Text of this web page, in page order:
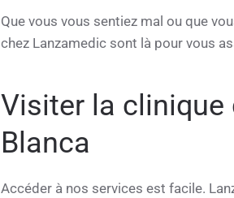
Que vous vous sentiez mal ou que
chez Lanzamedic sont là pour vous
Visiter la clinique
Blanca
Accéder à nos services est facile.